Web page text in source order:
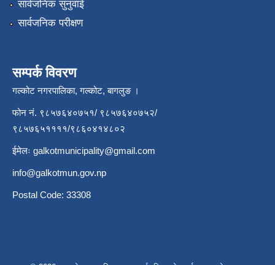
सार्वजनिक सुनुवाई
सार्वजनिक परीक्षण
सम्पर्क विवरण
गल्कोट नगरपालिका, गल्कोट, बागलुङ ।
फोन नं. ९८५७६४०७५१/ ९८५७६४०७५२/
९८५७६५११११/९८६०४१४८०२
ईमेलः galkotmunicipality@gmail.com
info@galkotmun.gov.np
Postal Code: 33308